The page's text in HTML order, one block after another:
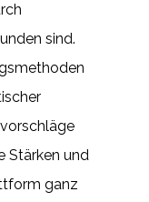
sind.
Stärken und
ganz